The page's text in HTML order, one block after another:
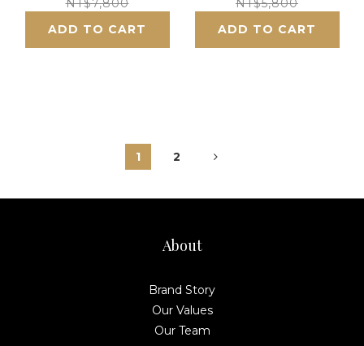
NT$7,800
ADD TO CART
NT$5,800
ADD TO CART
1 2
About
Brand Story
Our Values
Our Team